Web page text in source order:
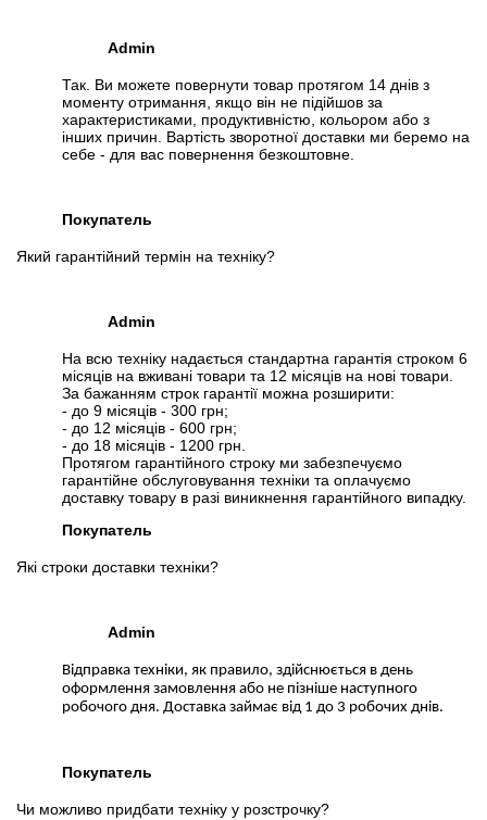
Admin
Так. Ви можете повернути товар протягом 14 днів з
моменту отримання, якщо він не підійшов за
характеристиками, продуктивністю, кольором або з
інших причин. Вартість зворотної доставки ми беремо на
себе - для вас повернення безкоштовне.
Покупатель
Який гарантійний термін на техніку?
Admin
На всю техніку надається стандартна гарантія строком 6
місяців на вживані товари та 12 місяців на нові товари.
За бажанням строк гарантії можна розширити:
- до 9 місяців - 300 грн;
- до 12 місяців - 600 грн;
- до 18 місяців - 1200 грн.
Протягом гарантійного строку ми забезпечуємо
гарантійне обслуговування техніки та оплачуємо
доставку товару в разі виникнення гарантійного випадку.
Покупатель
Які строки доставки техніки?
Admin
Відправка техніки, як правило, здійснюється в день
оформлення замовлення або не пізніше наступного
робочого дня. Доставка займає від 1 до 3 робочих днів.
Покупатель
Чи можливо придбати техніку у розстрочку?